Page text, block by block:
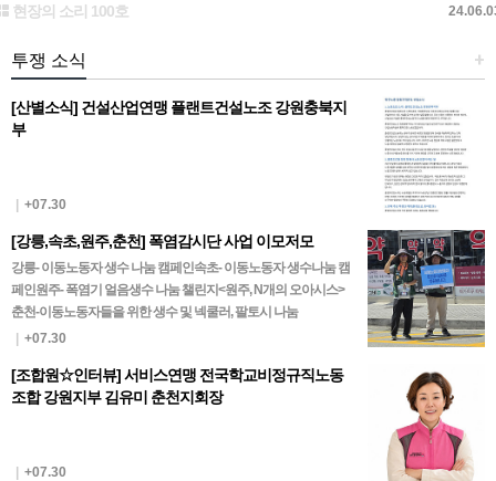
현장의 소리 100호
+
투쟁 소식
[산별소식] 건설산업연맹 플랜트건설노조 강원충북지
부
| +07.30
[강릉,속초,원주,춘천] 폭염감시단 사업 이모저모
강릉- 이동노동자 생수 나눔 캠페인속초- 이동노동자 생수나눔 캠
페인원주- 폭염기 얼음생수 나눔 챌린지<원주, N개의 오아시스>
춘천-이동노동자들을 위한 생수 및 넥쿨러, 팔토시 나눔
| +07.30
[조합원☆인터뷰] 서비스연맹 전국학교비정규직노동
조합 강원지부 김유미 춘천지회장
| +07.30